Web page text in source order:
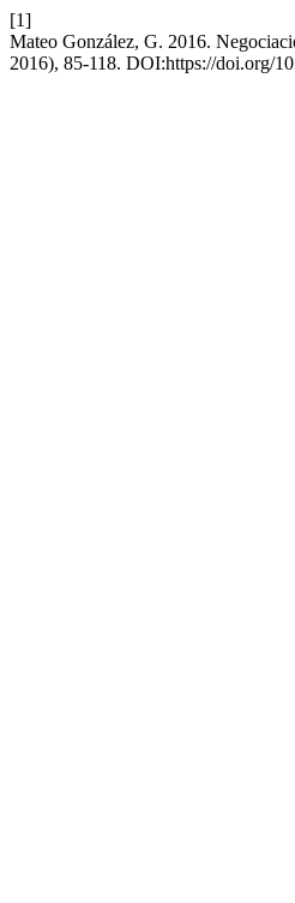
[1]
Mateo González, G. 2016.
2016), 85-118. DOI:https://doi.org/